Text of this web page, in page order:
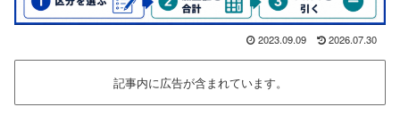
2023.09.09 2026.07.30
記事内に広告が含まれています。